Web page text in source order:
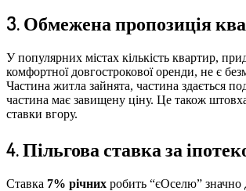
3. Обмежена пропозиція
У популярних містах кількість квартир,
комфортної довгострокової оренди, не є
Частина житла зайнята, частина здається
частина має завищену ціну. Це також
ставки вгору.
4. Пільгова ставка за
Ставка 7% річних робить “єОселю”